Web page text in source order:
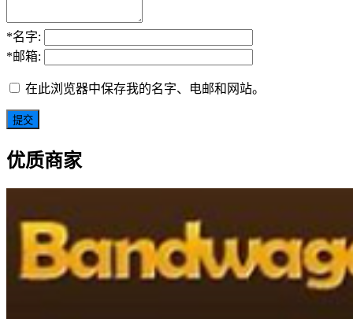
*名字:
*邮箱:
在此浏览器中保存我的名字、电邮和网站。
优质商家